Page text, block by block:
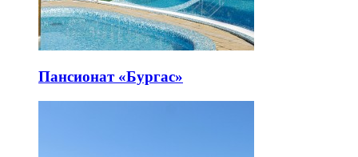
Пансионат «Бургас»